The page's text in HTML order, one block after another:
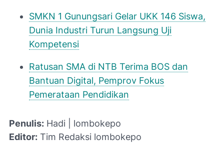
SMKN 1 Gunungsari Gelar UKK 146 Siswa,
Dunia Industri Turun Langsung Uji
Kompetensi
Ratusan SMA di NTB Terima BOS dan
Bantuan Digital, Pemprov Fokus
Pemerataan Pendidikan
Penulis: Hadi | lombokepo
Editor: Tim Redaksi lombokepo